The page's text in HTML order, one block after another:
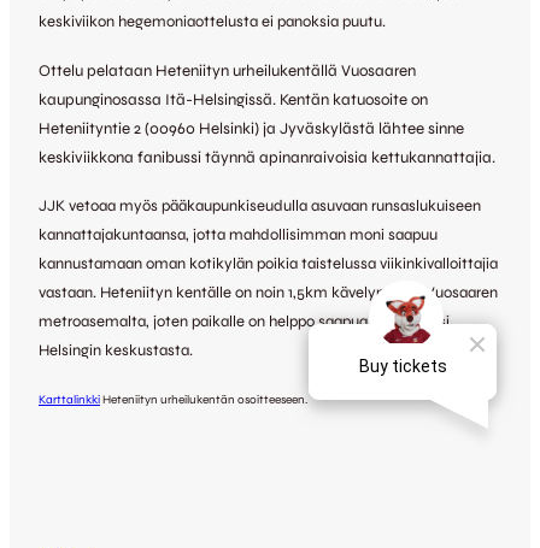
keskiviikon hegemoniaottelusta ei panoksia puutu.
Ottelu pelataan Heteniityn urheilukentällä Vuosaaren
kaupunginosassa Itä-Helsingissä. Kentän katuosoite on
Heteniityntie 2 (00960 Helsinki) ja Jyväskylästä lähtee sinne
keskiviikkona fanibussi täynnä apinanraivoisia kettukannattajia.
JJK vetoaa myös pääkaupunkiseudulla asuvaan runsaslukuiseen
kannattajakuntaansa, jotta mahdollisimman moni saapuu
kannustamaan oman kotikylän poikia taistelussa viikinkivalloittajia
vastaan. Heteniityn kentälle on noin 1,5km kävelymatka Vuosaaren
metroasemalta, joten paikalle on helppo saapua esimerkiksi
Helsingin keskustasta.
Karttalinkki Heteniityn urheilukentän osoitteeseen.